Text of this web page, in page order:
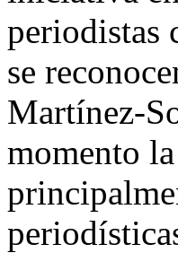
periodistas
se
Martínez-
momento